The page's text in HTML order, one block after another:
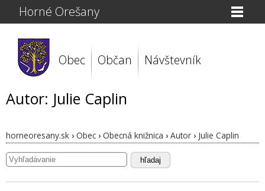
Horné Orešany
Obec Občan Návštevník
Autor: Julie Caplin
horneoresany.sk › Obec › Obecná knižnica › Autor › Julie Caplin
hľadaj